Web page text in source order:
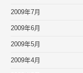
2009年7月
2009年6月
2009年5月
2009年4月